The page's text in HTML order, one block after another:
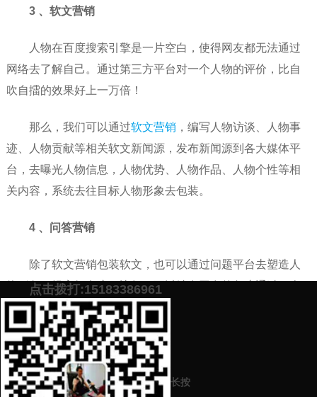
3 、软文营销
人物在百度搜索引擎是一片空白，使得网友都无法通过
网络去了解自己。通过第三方平台对一个人物的评价，比自
吹自擂的效果好上一万倍！
那么，我们可以通过软文营销 ，编写人物访谈、人物事
迹、人物贡献等相关软文新闻源，发布新闻源到各大媒体平
台，去曝光人物信息，人物优势、人物作品、人物个性等相
关内容，系统去往目标人物形象去包装。
4 、问答营销
除了软文营销包装软文，也可以通过问题平台去塑造人
物形象，提高知名度。比如，可以站在网友的角度通过一个
事件，一个作品提出问题，去进行回答，这样一来，提高了
与网友的互动性，也通过了人物的互联网上的曝光度。
预约营销老师 添加微信号：scyxch
案！
点击拨打:15183386961
长按